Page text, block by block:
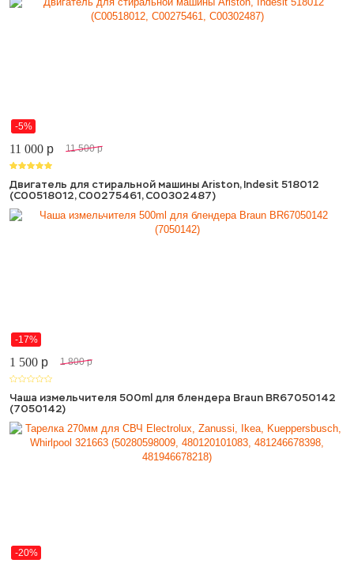
-5%
11 000 p 11 500 p
Двигатель для стиральной машины Ariston, Indesit 518012
(C00518012, C00275461, C00302487)
-17%
1 500 p 1 800 p
Чаша измельчителя 500ml для блендера Braun BR67050142
(7050142)
-20%